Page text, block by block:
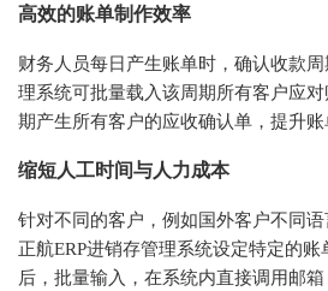
高效的账单制作效率
财务人员每日产生账单时，确认收款
理系统可批量载入该周期所有客户应
期产生所有客户的应收确认单，提升账
缩短人工时间与人力成本
针对不同的客户，例如国外客户不同语
正航ERP进销存管理系统设定特定的
后，批量输入，在系统内直接调用邮箱